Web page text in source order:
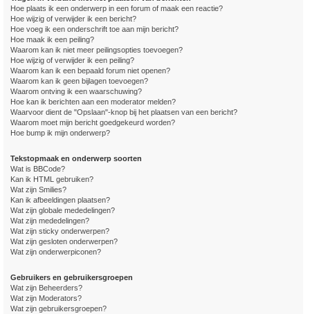
Hoe plaats ik een onderwerp in een forum of maak een reactie?
Hoe wijzig of verwijder ik een bericht?
Hoe voeg ik een onderschrift toe aan mijn bericht?
Hoe maak ik een peiling?
Waarom kan ik niet meer peilingsopties toevoegen?
Hoe wijzig of verwijder ik een peiling?
Waarom kan ik een bepaald forum niet openen?
Waarom kan ik geen bijlagen toevoegen?
Waarom ontving ik een waarschuwing?
Hoe kan ik berichten aan een moderator melden?
Waarvoor dient de "Opslaan"-knop bij het plaatsen van een bericht?
Waarom moet mijn bericht goedgekeurd worden?
Hoe bump ik mijn onderwerp?
Tekstopmaak en onderwerp soorten
Wat is BBCode?
Kan ik HTML gebruiken?
Wat zijn Smilies?
Kan ik afbeeldingen plaatsen?
Wat zijn globale mededelingen?
Wat zijn mededelingen?
Wat zijn sticky onderwerpen?
Wat zijn gesloten onderwerpen?
Wat zijn onderwerpiconen?
Gebruikers en gebruikersgroepen
Wat zijn Beheerders?
Wat zijn Moderators?
Wat zijn gebruikersgroepen?